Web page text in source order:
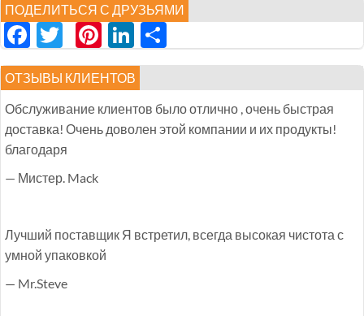
ПОДЕЛИТЬСЯ С ДРУЗЬЯМИ
Facebook
Twitter
Pinterest
LinkedIn
享
ОТЗЫВЫ КЛИЕНТОВ
Обслуживание клиентов было отлично , очень быстрая
доставка! Очень доволен этой компании и их продукты!
благодаря
— Мистер. Mack
Лучший поставщик Я встретил, всегда высокая чистота с
умной упаковкой
— Mr.Steve